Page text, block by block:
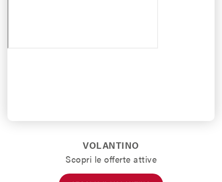
VOLANTINO
Scopri le offerte attive